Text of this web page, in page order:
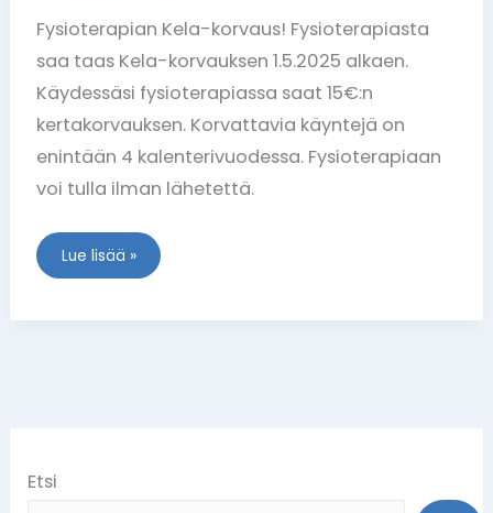
Fysioterapian Kela-korvaus! Fysioterapiasta
saa taas Kela-korvauksen 1.5.2025 alkaen.
Käydessäsi fysioterapiassa saat 15€:n
kertakorvauksen. Korvattavia käyntejä on
enintään 4 kalenterivuodessa. Fysioterapiaan
voi tulla ilman lähetettä.
Lue lisää »
Etsi